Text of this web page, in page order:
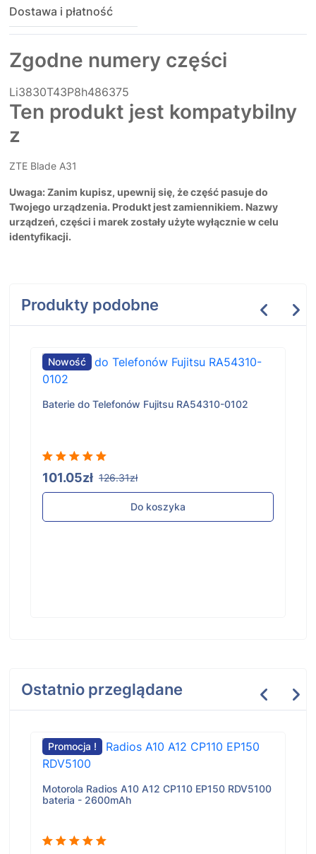
Dostawa i płatność
Zgodne numery części
Li3830T43P8h486375
Ten produkt jest kompatybilny
z
ZTE Blade A31
Uwaga: Zanim kupisz, upewnij się, że część pasuje do
Twojego urządzenia. Produkt jest zamiennikiem. Nazwy
urządzeń, części i marek zostały użyte wyłącznie w celu
identyfikacji.
Produkty podobne
Nowość
Baterie do Telefonów Fujitsu RA54310-0102
101.05zł 126.31zł
Do koszyka
Ostatnio przeglądane
Promocja !
Motorola Radios A10 A12 CP110 EP150 RDV5100
bateria - 2600mAh